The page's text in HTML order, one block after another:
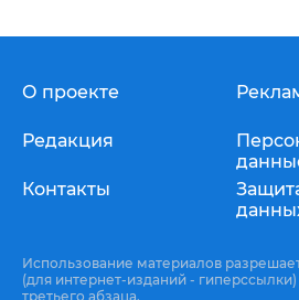
О проекте
Редакция
Контакты
Использование материалов
(для интернет-изданий - гиперссылки)
третьего абзаца.